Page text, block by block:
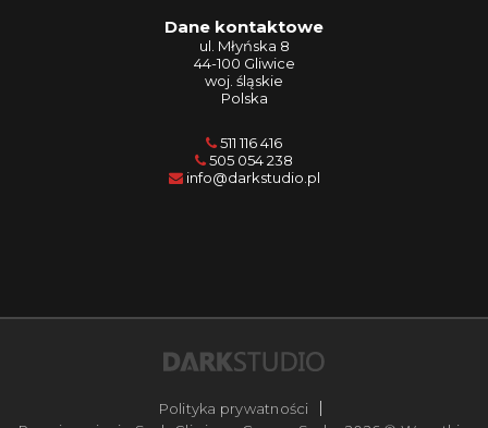
Dane kontaktowe
ul. Młyńska 8
44-100 Gliwice
woj. śląskie
Polska
511 116 416
505 054 238
info@darkstudio.pl
Polityka prywatności